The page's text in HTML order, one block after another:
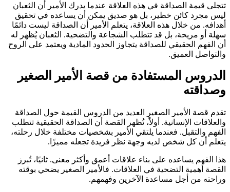
تتجلى قيمة الصداقة في هذه العلاقة عندما يدرك الأمير أن الثعبان
ليس مجرد كائن خطير، بل هو صديق يمكن أن يساعده في تحقيق
أهدافه. من خلال هذه العلاقة، يتعلم الأمير أن الصداقة ليست دائمًا
سهلة أو مريحة، بل قد تتطلب الشجاعة والتضحية. الثعبان يُظهر له
أن الفهم الحقيقي للصداقة يتجاوز الحدود المادية ويعتمد على الروح
والتواصل العميق.
الدروس المستفادة من قصة الأمير الصغير
وصداقته
تقدم قصة الأمير الصغير العديد من الدروس القيمة حول الصداقة
والعلاقات الإنسانية. أولاً، تُظهر القصة أن الصداقة الحقيقية تتطلب
الفهم والتقبل. فعندما يلتقي الأمير بشخصيات مختلفة خلال رحلته،
يتعلم أن كل شخص لديه وجهة نظر فريدة تجعله مميزًا.
هذا الفهم يساعده على بناء علاقات أعمق وأكثر معنى. ثانيًا، تُبرز
القصة أهمية التضحية في العلاقات. فالأمير الصغير يضحي بوقته
وراحته من أجل مساعدة الآخرين وفهمهم.